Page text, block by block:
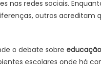
nas redes sociais.
outros
o debate sobre
escolares onde há